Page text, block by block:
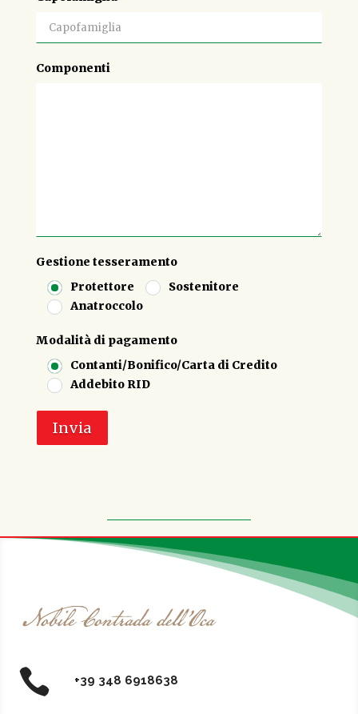
Componenti
Gestione tesseramento
Protettore
Sostenitore
Anatroccolo
Modalità di pagamento
Contanti/Bonifico/Carta di Credito
Addebito RID
 +39 348 6918638